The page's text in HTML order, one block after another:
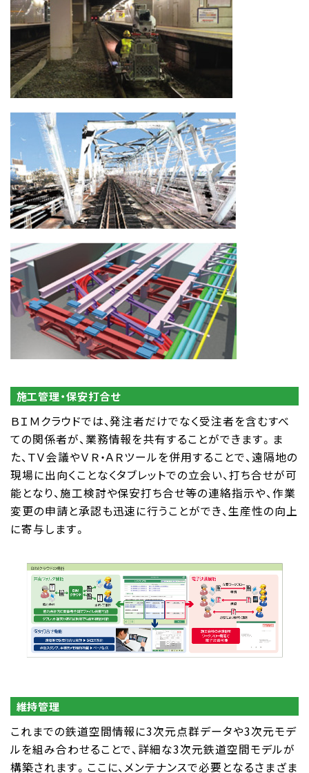
施工管理・保安打合せ
ＢＩＭクラウドでは、発注者だけでなく受注者を含むすべ
ての関係者が、業務情報を共有することができます。ま
た、ＴＶ会議やＶＲ・ＡＲツールを併用することで、遠隔地の
現場に出向くことなくタブレットでの立会い、打ち合せが可
能となり、施工検討や保安打ち合せ等の連絡指示や、作業
変更の申請と承認も迅速に行うことができ、生産性の向上
に寄与します。
維持管理
これまでの鉄道空間情報に3次元点群データや3次元モデ
ルを組み合わせることで、詳細な3次元鉄道空間モデルが
構築されます。ここに、メンテナンスで必要となるさまざま